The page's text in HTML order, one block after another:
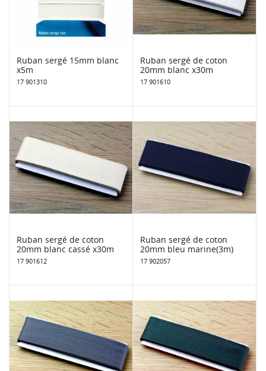
Ruban sergé 15mm blanc
x5m
17 901310
Ruban sergé de coton
20mm blanc x30m
17 901610
Ruban sergé de coton
20mm blanc cassé x30m
17 901612
Ruban sergé de coton
20mm bleu marine(3m)
17 902057